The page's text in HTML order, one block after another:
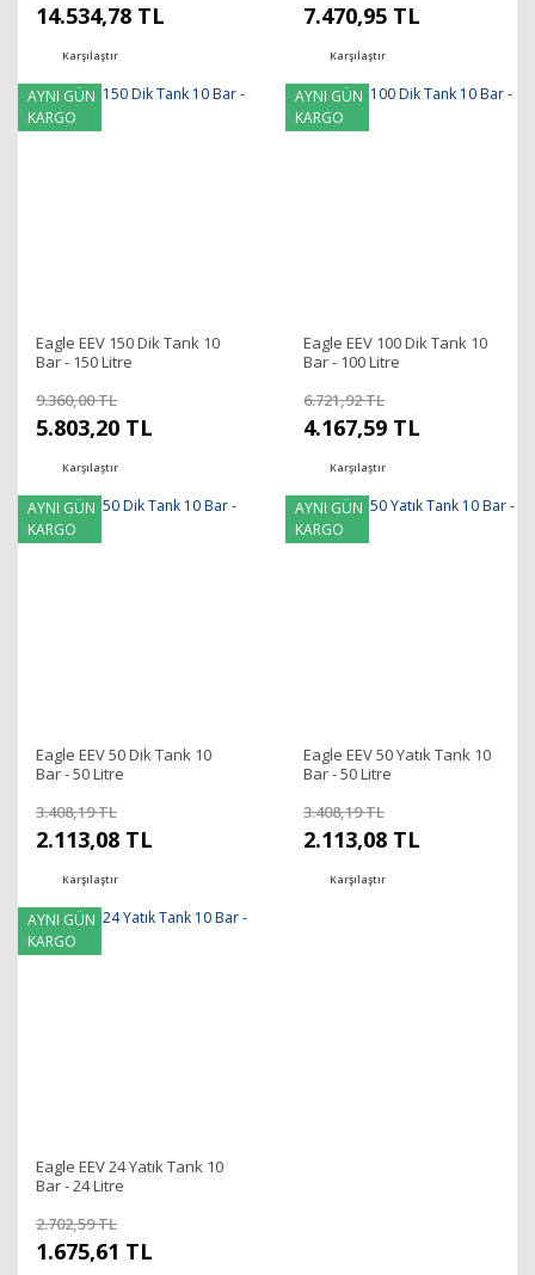
14.534,78 TL
Karşılaştır
7.470,95 TL
Karşılaştır
AYNI GÜN
KARGO
Eagle EEV 150 Dik Tank 10
Bar - 150 Litre
9.360,00 TL
5.803,20 TL
Karşılaştır
AYNI GÜN
KARGO
Eagle EEV 100 Dik Tank 10
Bar - 100 Litre
6.721,92 TL
4.167,59 TL
Karşılaştır
AYNI GÜN
KARGO
Eagle EEV 50 Dik Tank 10
Bar - 50 Litre
3.408,19 TL
2.113,08 TL
Karşılaştır
AYNI GÜN
KARGO
Eagle EEV 50 Yatık Tank 10
Bar - 50 Litre
3.408,19 TL
2.113,08 TL
Karşılaştır
AYNI GÜN
KARGO
Eagle EEV 24 Yatık Tank 10
Bar - 24 Litre
2.702,59 TL
1.675,61 TL